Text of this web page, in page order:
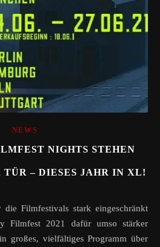
NEWS
NIGHTS STEHEN
TÜR – DIESES JAHR IN XL!
Filmfest 2021 dafür umso stärker
großes, vielfältiges Programm über